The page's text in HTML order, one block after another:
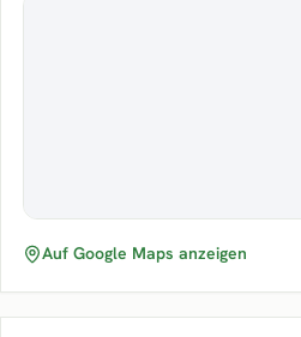
Auf Google Maps anzeigen